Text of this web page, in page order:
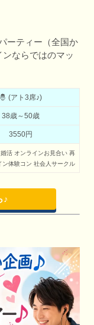
ーティー（全国か
ならではのマッ
🤴 (アト3席♪)
38歳～50歳
3550円
活 オンラインお見合い 再
ン体験コン 社会人サークル
♪